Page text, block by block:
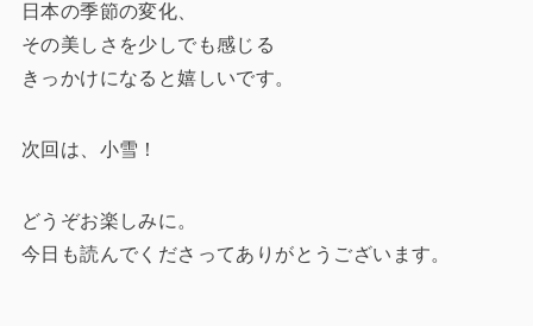
日本の季節の変化、
その美しさを少しでも感じる
きっかけになると嬉しいです。
次回は、小雪！
どうぞお楽しみに。
今日も読んでくださってありがとうございます。